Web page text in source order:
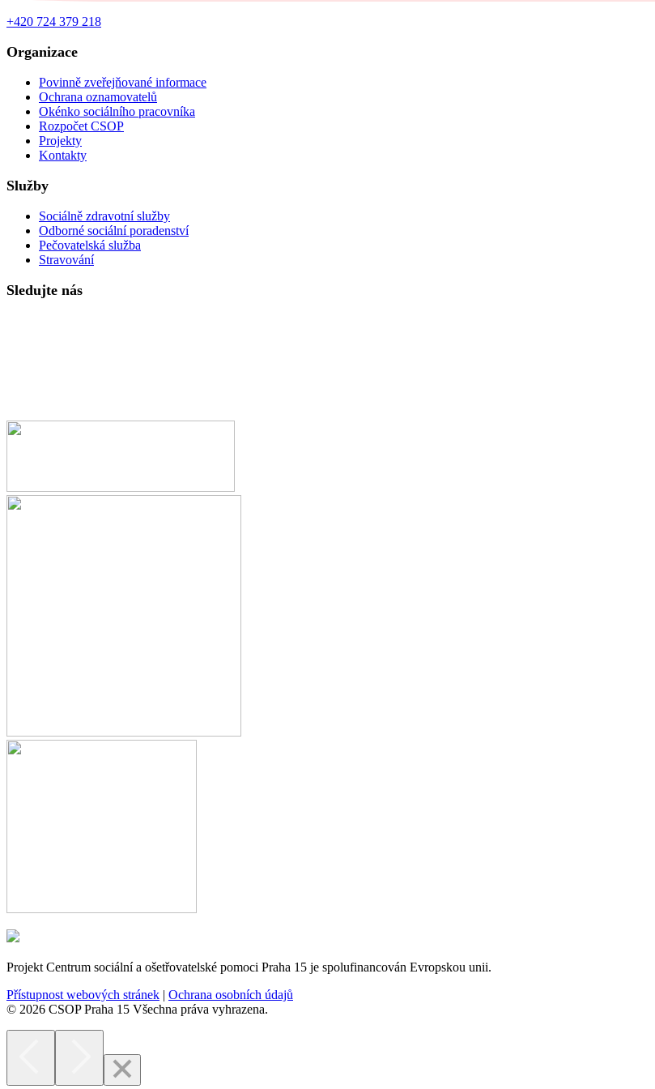
+420 724 379 218
Organizace
Povinně zveřejňované informace
Ochrana oznamovatelů
Okénko sociálního pracovníka
Rozpočet CSOP
Projekty
Kontakty
Služby
Sociálně zdravotní služby
Odborné sociální poradenství
Pečovatelská služba
Stravování
Sledujte nás
Projekt Centrum sociální a ošetřovatelské pomoci Praha 15 je spolufinancován Evropskou unii.
Přístupnost webových stránek | Ochrana osobních údajů
© 2026 CSOP Praha 15 Všechna práva vyhrazena.